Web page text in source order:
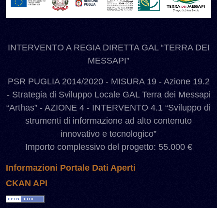
INTERVENTO A REGIA DIRETTA GAL “TERRA DEI
MESSAPI”
PSR PUGLIA 2014/2020 - MISURA 19 - Azione 19.2
- Strategia di Sviluppo Locale GAL Terra dei Messapi
“Arthas” - AZIONE 4 - INTERVENTO 4.1 “Sviluppo di
strumenti di informazione ad alto contenuto
innovativo e tecnologico”
Importo complessivo del progetto: 55.000 €
Informazioni Portale Dati Aperti
CKAN API